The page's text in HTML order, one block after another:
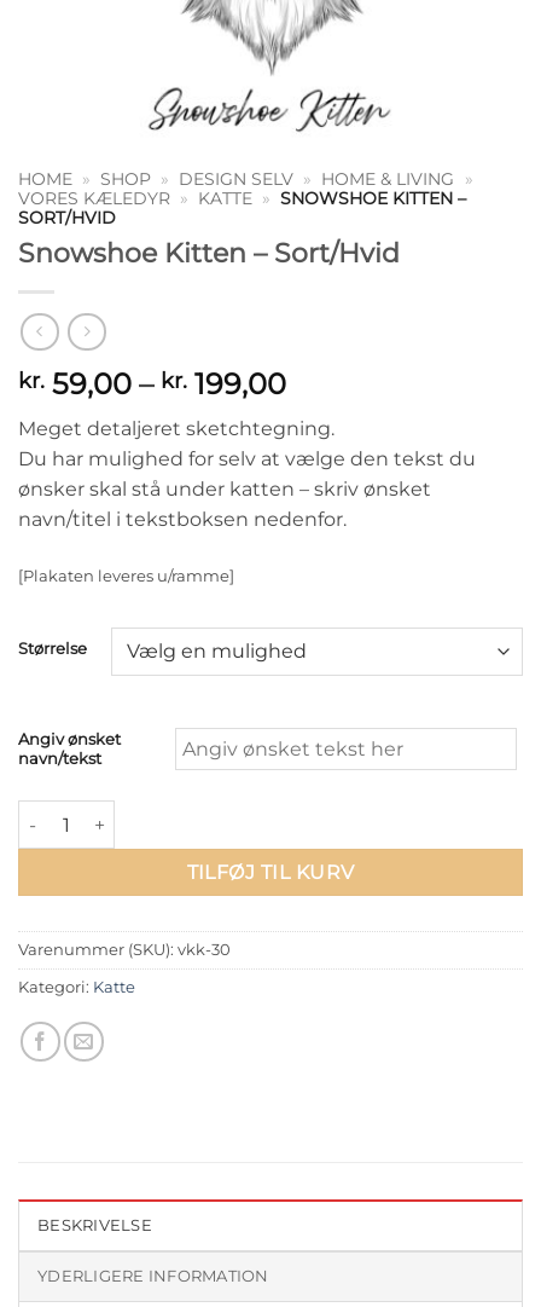
HOME » SHOP » DESIGN SELV » HOME & LIVING
»
VORES KÆLEDYR » KATTE » SNOWSHOE KITTEN –
SORT/HVID
Snowshoe Kitten – Sort/Hvid
kr. 59,00 – kr. 199,00Prisinterval:
kr. 59,00
til
kr. 199,00
Meget detaljeret sketchtegning.
Du har mulighed for selv at vælge den tekst du
ønsker skal stå under katten – skriv ønsket
navn/titel i tekstboksen nedenfor.
[Plakaten leveres u/ramme]
Størrelse
Angiv ønsket
navn/tekst
Snowshoe Kitten - Sort/Hvid antal
TILFØJ TIL KURV
Varenummer (SKU): vkk-30
Kategori: Katte
BESKRIVELSE
YDERLIGERE INFORMATION